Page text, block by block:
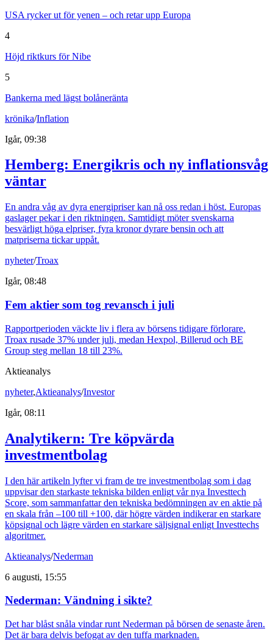
USA rycker ut för yenen – och retar upp Europa
4
Höjd riktkurs för Nibe
5
Bankerna med lägst bolåneränta
krönika/Inflation
Igår, 09:38
Hemberg: Energikris och ny inflationsvåg
väntar
En andra våg av dyra energipriser kan nå oss redan i höst. Europas
gaslager pekar i den riktningen. Samtidigt möter svenskarna
besvärligt höga elpriser, fyra kronor dyrare bensin och att
matpriserna tickar uppåt.
nyheter/Troax
Igår, 08:48
Fem aktier som tog revansch i juli
Rapportperioden väckte liv i flera av börsens tidigare förlorare.
Troax rusade 37% under juli, medan Hexpol, Billerud och BE
Group steg mellan 18 till 23%.
Aktieanalys
nyheter,Aktieanalys/Investor
Igår, 08:11
Analytikern: Tre köpvärda
investmentbolag
I den här artikeln lyfter vi fram de tre investmentbolag som i dag
uppvisar den starkaste tekniska bilden enligt vår nya Investtech
Score, som sammanfattar den tekniska bedömningen av en aktie på
en skala från –100 till +100, där högre värden indikerar en starkare
köpsignal och lägre värden en starkare säljsignal enligt Investtechs
algoritmer.
Aktieanalys/Nederman
6 augusti, 15:55
Nederman: Vändning i sikte?
Det har blåst snåla vindar runt Nederman på börsen de senaste åren.
Det är bara delvis befogat av den tuffa marknaden.